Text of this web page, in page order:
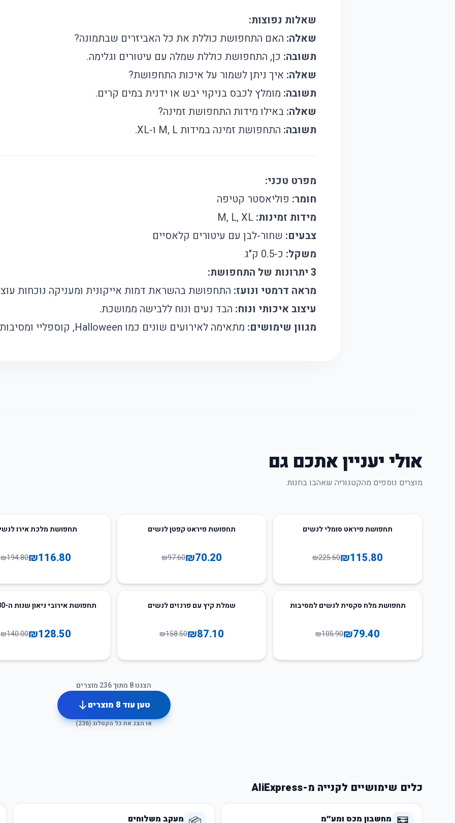
שאלות נפוצות:
שאלה: האם התחפושת כוללת את כל האביזרים שבתמונה?
תשובה: כן, התחפושת כוללת שמלה עם עיטורים וגלימה.
שאלה: איך ניתן לשמור על איכות התחפושת?
תשובה: מומלץ לכבס בניקוי יבש או ידנית במים קרים.
שאלה: באילו מידות התחפושת זמינה?
תשובה: התחפושת זמינה במידות M, L ו-XL.
מפרט טכני:
חומר: פוליאסטר קטיפה
מידות זמינות:
צבעים: שחור-לבן עם עיטורים קלאסיים
משקל: כ-0.5 ק"ג
3 יתרונות של התחפושת:
מראה דרמטי ונועז: התחפושת בהשראת דמות אייקונית ומעניקה נוכחות
עיצוב איכותי ונוח: הבד נעים ונוח ללבישה ממושכת.
מגוון שימושים: מתאימה לאירועים שונים כמו Halloween, קוספליי ומסיבות נושא.
אולי יעניין אתכם גם
מוצרים נוספים מהקטגוריה שאהבו בחנות.
תחפושת פיראט סומלי לנשים
₪115.80
₪225.60
תחפושת פיראט קפטן לנשים
₪70.20
₪97.60
תחפושת מלכת אירו
₪116.80
₪194.80
25
תחפושת מלח סקסית לנשים למסיבות
₪79.40
₪105.90
שמלת קיץ עם פרנזים לנשים
₪87.10
₪158.50
8תחפושת אירובי ניאון שנות ה-80 לנשים
₪128.50
₪140.00
הצגנו8 מתוך236 מוצרים
טען עוד8 מוצרים
או הצג את כל הקטלוג (236
)
כלים שימושיים לקנייה מ-AliExpress
מחשבון מכס ומע״מ מעקב משלוחים